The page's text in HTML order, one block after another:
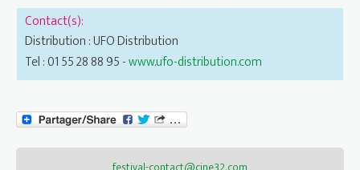
Contact(s):
Distribution : UFO Distribution
Tel : 01 55 28 88 95 -www.ufo-distribution.com